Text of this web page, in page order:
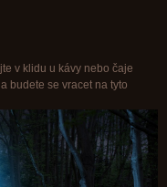
v klidu u kávy nebo čaje
budete se vracet na tyto